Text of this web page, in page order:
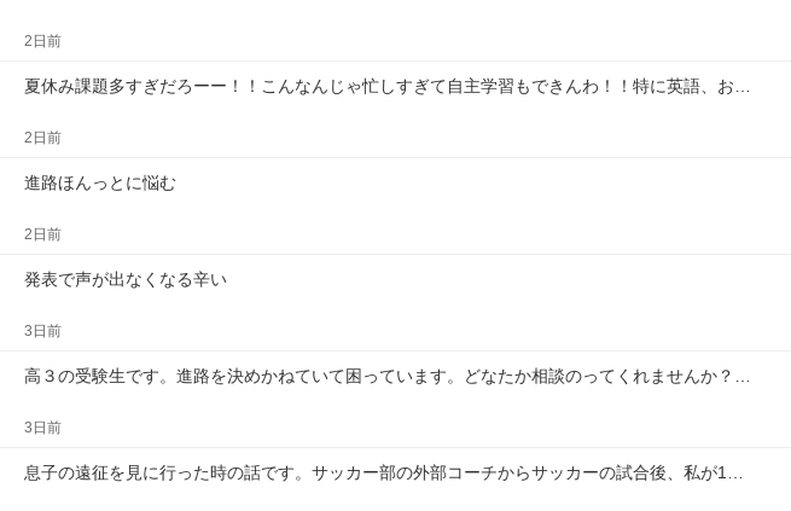
2日前
夏休み課題多すぎだろーー！！こんなんじゃ忙しすぎて自主学習もできんわ！！特に英語、お…
2日前
進路ほんっとに悩む
2日前
発表で声が出なくなる辛い
3日前
高３の受験生です。進路を決めかねていて困っています。どなたか相談のってくれませんか？…
3日前
息子の遠征を見に行った時の話です。サッカー部の外部コーチからサッカーの試合後、私が1…